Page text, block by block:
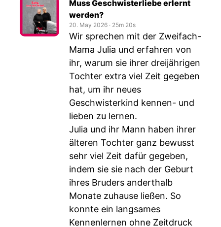
Muss Geschwisterliebe erlernt
werden?
20. May 2026 ‧ 25m 20s
Wir sprechen mit der Zweifach-
Mama Julia und erfahren von
ihr, warum sie ihrer dreijährigen
Tochter extra viel Zeit gegeben
hat, um ihr neues
Geschwisterkind kennen- und
lieben zu lernen.
Julia und ihr Mann haben ihrer
älteren Tochter ganz bewusst
sehr viel Zeit dafür gegeben,
indem sie sie nach der Geburt
ihres Bruders anderthalb
Monate zuhause ließen. So
konnte ein langsames
Kennenlernen ohne Zeitdruck